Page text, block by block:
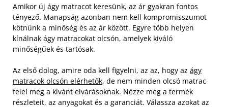
Amikor új ágy matracot keresünk, az ár gyakran fontos
tényező. Manapság azonban nem kell kompromisszumot
kötnünk a minőség és az ár között. Egyre több helyen
kínálnak ágy matracokat olcsón, amelyek kiváló
minőségűek és tartósak.
Az első dolog, amire oda kell figyelni, az az, hogy az ágy
matracok olcsón elérhetők, de nem minden olcsó matrac
felel meg a kívánt elvárásoknak. Nézze meg a termék
részleteit, az anyagokat és a garanciát. Válassza azokat az